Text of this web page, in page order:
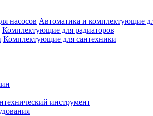
Автоматика и комплектующие
Комплектующие для радиаторов
Комплектующие для сантехники
инструмент